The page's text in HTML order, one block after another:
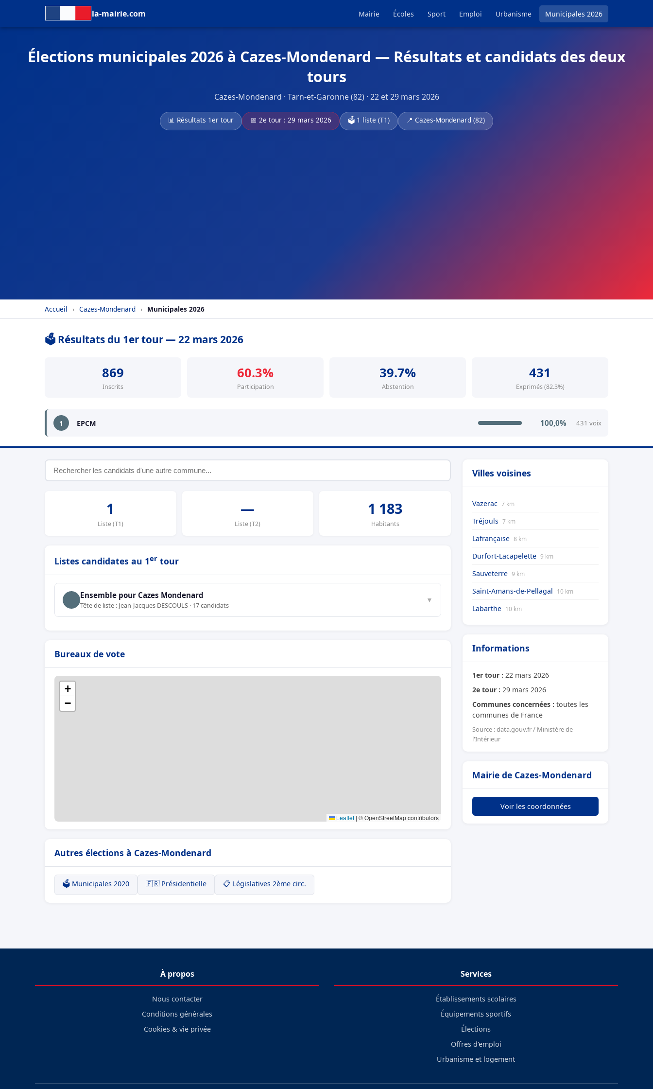
la-mairie.com Mairie Écoles Sport Emploi Urbanisme Municipales 2026
Élections municipales 2026 à Cazes-Mondenard — Résultats et candidats des deux
tours
Cazes-Mondenard · Tarn-et-Garonne (82) · 22 et 29 mars 2026
📊 Résultats 1er tour 📅 2e tour : 29 mars 2026 🗳️ 1 liste (T1) 📍 Cazes-Mondenard (82)
Accueil › Cazes-Mondenard › Municipales 2026
🗳️ Résultats du 1er tour — 22 mars 2026
869
Inscrits
60.3%
Participation
39.7%
Abstention
431
Exprimés (82.3%)
1 EPCM 100,0% 431 voix
1
Liste (T1)
—
Liste (T2)
1 183
Habitants
Listes candidates au 1er tour
Ensemble pour Cazes Mondenard
Tête de liste : Jean-Jacques DESCOULS · 17 candidats
▼
Bureaux de vote
+
−
Leaflet | © OpenStreetMap contributors
Autres élections à Cazes-Mondenard
🗳️ Municipales 2020 🇫🇷 Présidentielle 📋 Législatives 2ème circ.
Villes voisines
Vazerac 7 km
Tréjouls 7 km
Lafrançaise 8 km
Durfort-Lacapelette 9 km
Sauveterre 9 km
Saint-Amans-de-Pellagal 10 km
Labarthe 10 km
Informations
1er tour : 22 mars 2026
2e tour : 29 mars 2026
Communes concernées : toutes les
communes de France
Source : data.gouv.fr / Ministère de
l'Intérieur
Mairie de Cazes-Mondenard
Voir les coordonnées
À propos
Nous contacter
Conditions générales
Cookies & vie privée
Services
Établissements scolaires
Équipements sportifs
Élections
Offres d'emploi
Urbanisme et logement